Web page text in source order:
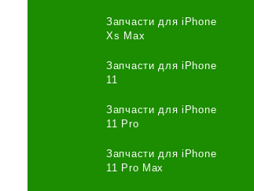
Запчасти для iPhone
Xs Max
Запчасти для iPhone
11
Запчасти для iPhone
11 Pro
Запчасти для iPhone
11 Pro Max